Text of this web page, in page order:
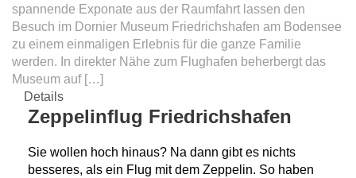
spannende Exponate aus der Raumfahrt lassen den
Besuch im Dornier Museum Friedrichshafen am Bodensee
zu einem einmaligen Erlebnis für die ganze Familie
werden. In direkter Nähe zum Flughafen beherbergt das
Museum auf […]
Details
Zeppelinflug Friedrichshafen
Sie wollen hoch hinaus? Na dann gibt es nichts
besseres, als ein Flug mit dem Zeppelin. So haben